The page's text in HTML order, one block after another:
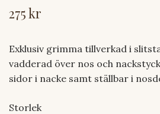
275 kr
Exklusiv grimma tillverkad i
vadderad över nos och
sidor i nacke samt ställbar i
Storlek